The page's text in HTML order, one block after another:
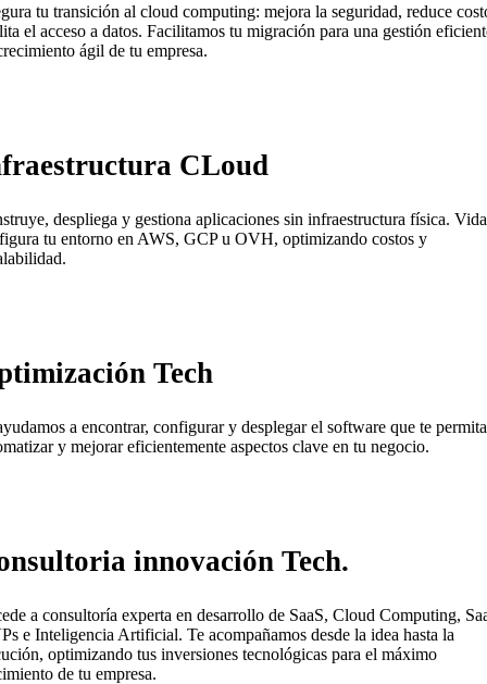
tu transición al cloud computing: mejora la seguridad, reduce
el acceso a datos. Facilitamos tu migración para una gestión
ágil de tu empresa.
CLoud
despliega y gestiona aplicaciones sin infraestructura física.
tu entorno en AWS, GCP u OVH, optimizando costos y
Tech
a encontrar, configurar y desplegar el software que te permita
y mejorar eficientemente aspectos clave en tu negocio.
innovación Tech.
a consultoría experta en desarrollo de SaaS, Cloud Computing,
e Inteligencia Artificial. Te acompañamos desde la idea hasta la
optimizando tus inversiones tecnológicas para el máximo
de tu empresa.